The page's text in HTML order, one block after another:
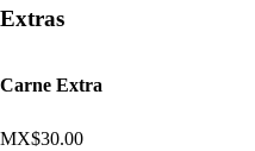
Extras
Carne Extra
MX$30.00